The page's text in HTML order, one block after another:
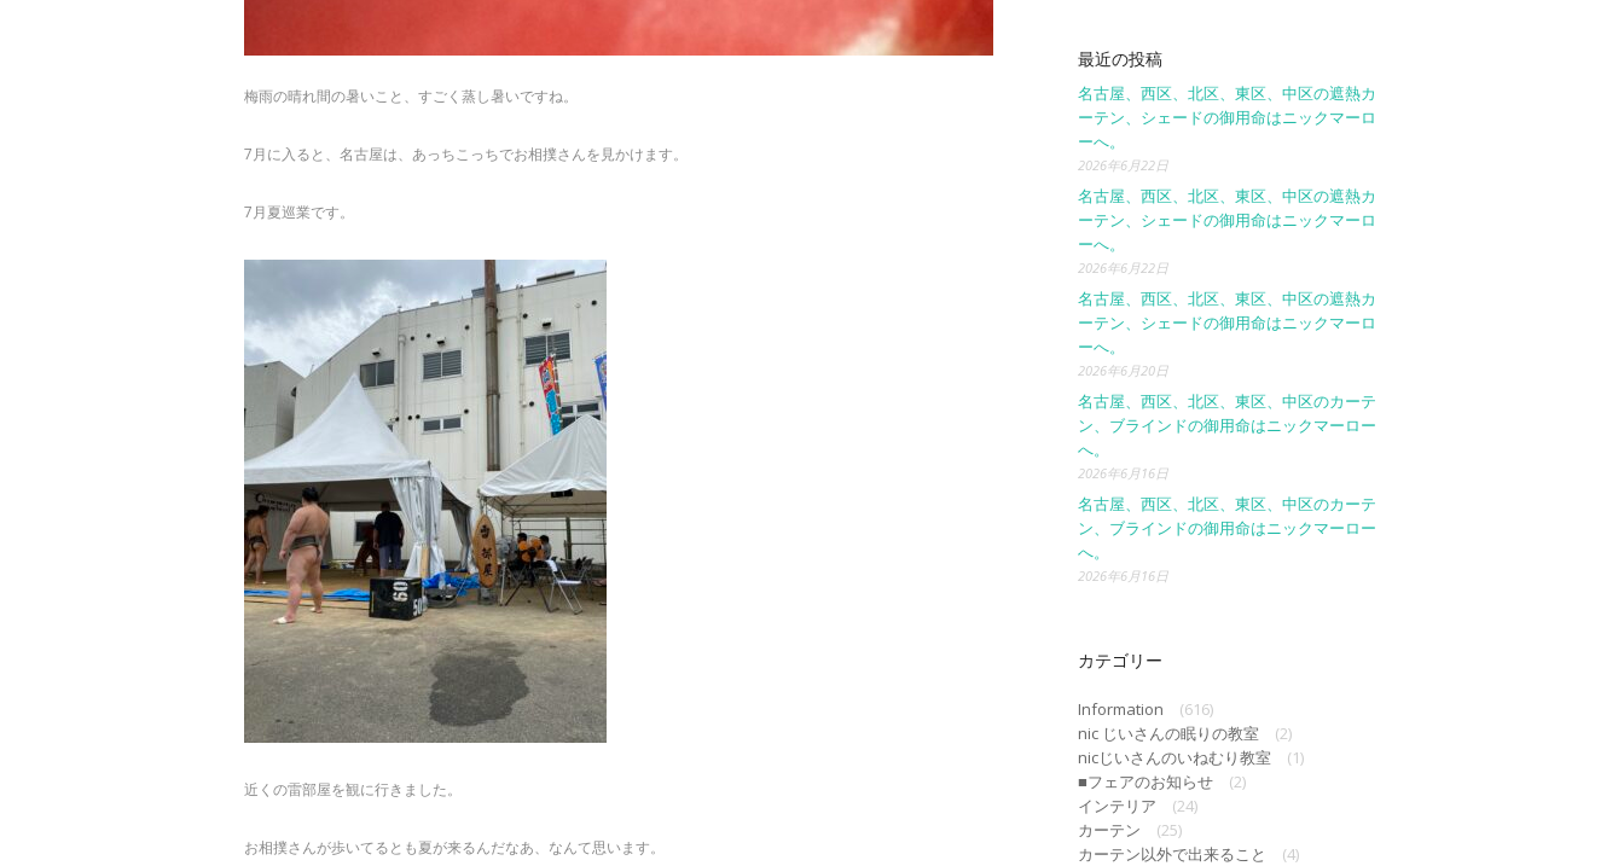
梅雨の晴れ間の暑いこと、すごく蒸し暑いですね。
7月に入ると、名古屋は、あっちこっちでお相撲さんを見かけます。
7月夏巡業です。
近くの雷部屋を観に行きました。
お相撲さんが歩いてるとも夏が来るんだなあ、なんて思います。
最近の投稿
名古屋、西区、北区、東区、中区の遮熱カ
ーテン、シェードの御用命はニックマーロ
ーへ。
2026年6月22日
名古屋、西区、北区、東区、中区の遮熱カ
ーテン、シェードの御用命はニックマーロ
ーへ。
2026年6月22日
名古屋、西区、北区、東区、中区の遮熱カ
ーテン、シェードの御用命はニックマーロ
ーへ。
2026年6月20日
名古屋、西区、北区、東区、中区のカーテ
ン、ブラインドの御用命はニックマーロー
へ。
2026年6月16日
名古屋、西区、北区、東区、中区のカーテ
ン、ブラインドの御用命はニックマーロー
へ。
2026年6月16日
カテゴリー
Information
(616)
nic じいさんの眠りの教室
(2)
nicじいさんのいねむり教室
(1)
■フェアのお知らせ
(2)
インテリア
(24)
カーテン
(25)
カーテン以外で出来ること
(4)